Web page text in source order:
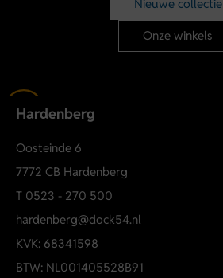
Comfortabele pasvorm
Ademend en zacht draagcomfort
Nieuwe collectie
Onze winkels
Hardenberg
Oosteinde 6
7772 CB Hardenberg
T 0523 - 270 500
hardenberg@dock54.nl
KVK: 68341598
BTW: NL001405528B91